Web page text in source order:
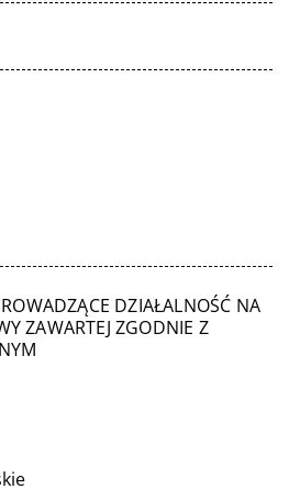
DZIAŁALNOŚĆ NA
ZAWARTEJ ZGODNIE Z